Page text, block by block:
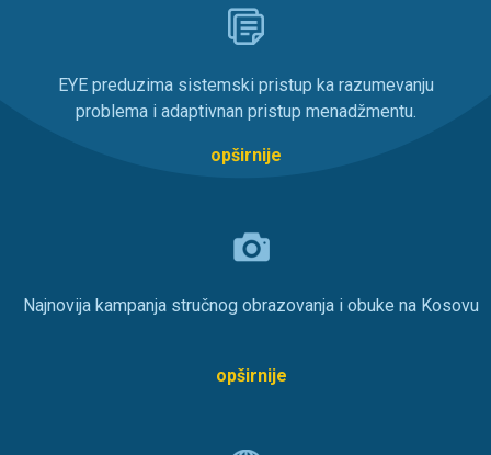
EYE preduzima sistemski pristup ka razumevanju
problema i adaptivnan pristup menadžmentu.
opširnije
Najnovija kampanja stručnog obrazovanja i obuke na Kosovu
opširnije